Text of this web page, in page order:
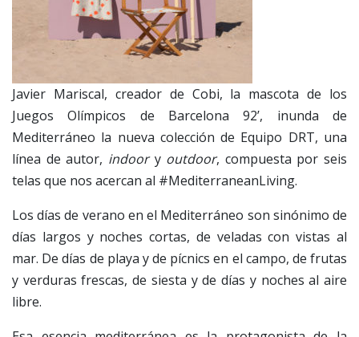
Javier Mariscal, creador de Cobi, la mascota de los
Juegos Olímpicos de Barcelona 92’, inunda de
Mediterráneo la nueva colección de Equipo DRT, una
línea de autor, indoory outdoor, compuesta por seis
telas que nos acercan al #MediterraneanLiving.
Los días de verano en el Mediterráneo son sinónimo de
días largos y noches cortas, de veladas con vistas al
mar. De días de playa y de pícnics en el campo, de frutas
y verduras frescas, de siesta y de días y noches al aire
libre.